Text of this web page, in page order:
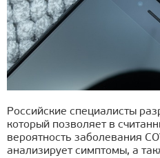
Российские специалисты
который позволяет в
вероятность заболевания
анализирует симптомы, а